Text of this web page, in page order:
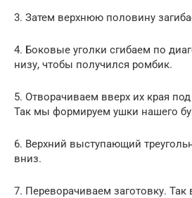
3. Затем верхнюю половину
4. Боковые уголки сгибаем по
низу, чтобы получился ромбик.
5. Отворачиваем вверх их края
Так мы формируем ушки нашего
6. Верхний выступающий
вниз.
7. Переворачиваем заготовку. Так